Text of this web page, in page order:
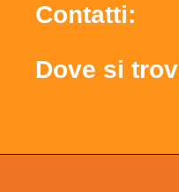
Contatti:
Dove si